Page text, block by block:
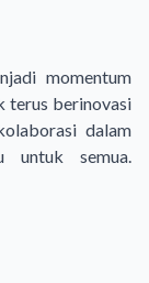
momentum
terus berinovasi
dalam
untuk semua.